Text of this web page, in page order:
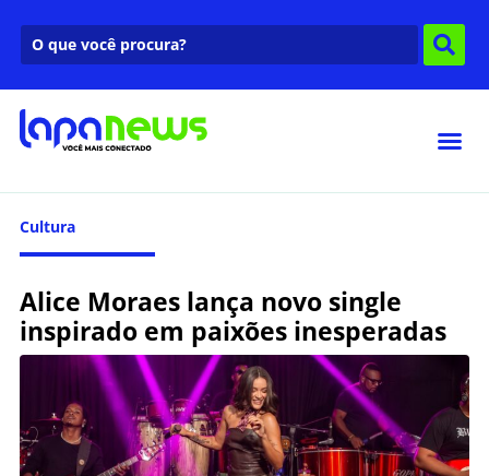
Cultura
Alice Moraes lança novo single
inspirado em paixões inesperadas